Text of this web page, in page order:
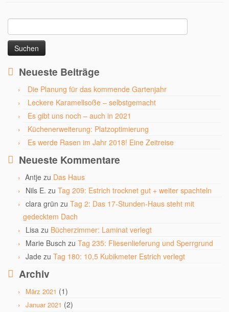
nach:
Neueste Beiträge
Die Planung für das kommende Gartenjahr
Leckere Karamellsoße – selbstgemacht
Es gibt uns noch – auch in 2021
Küchenerweiterung: Platzoptimierung
Es werde Rasen im Jahr 2018! Eine Zeitreise
Neueste Kommentare
Antje zu Das Haus
Nils E. zu Tag 209: Estrich trocknet gut + weiter spachteln
clara grün zu Tag 2: Das 17-Stunden-Haus steht mit
gedecktem Dach
Lisa zu Bücherzimmer: Laminat verlegt
Marie Busch zu Tag 235: Fliesenlieferung und Sperrgrund
Jade zu Tag 180: 10,5 Kubikmeter Estrich verlegt
Archiv
März 2021 (1)
Januar 2021 (2)